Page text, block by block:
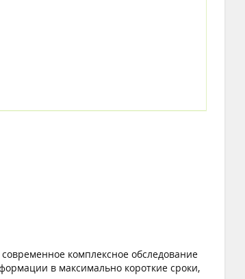
комплексное обследование
в максимально короткие сроки,